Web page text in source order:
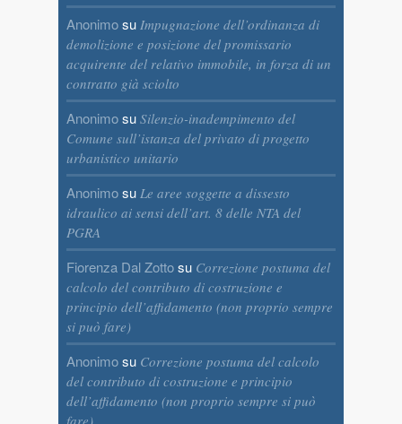
Anonimosu Impugnazione dell’ordinanza di
demolizione e posizione del promissario
acquirente del relativo immobile, in forza di un
contratto già sciolto
Anonimosu Silenzio-inadempimento del
Comune sull’istanza del privato di progetto
urbanistico unitario
Anonimosu Le aree soggette a dissesto
idraulico ai sensi dell’art. 8 delle NTA del
PGRA
Fiorenza Dal Zottosu Correzione postuma del
calcolo del contributo di costruzione e
principio dell’affidamento (non proprio sempre
si può fare)
Anonimosu Correzione postuma del calcolo
del contributo di costruzione e principio
dell’affidamento (non proprio sempre si può